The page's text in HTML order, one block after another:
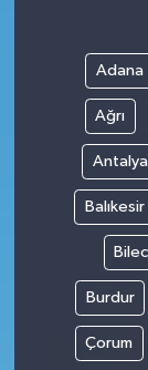
Adana
Ağrı
Antalya
Balıkesir
Burdur
Çorum